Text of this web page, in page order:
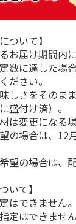
【冷凍】
蟹と肉
おせち
＜おせ
おせち
中央卸
都膳
ついて】
届け期間内に
数に達した場
ださい。
しさをそのま
盛付け済）。
は変更になる場
の場合は、12
望の場合は、
いて】
はできません。
はできません